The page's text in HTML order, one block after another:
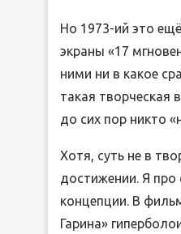
Но 1973-ий это
экраны «17
ними ни в какое
такая творческая
до сих пор никто
Хотя, суть не в
достижении. Я
концепции. В
Гарина»